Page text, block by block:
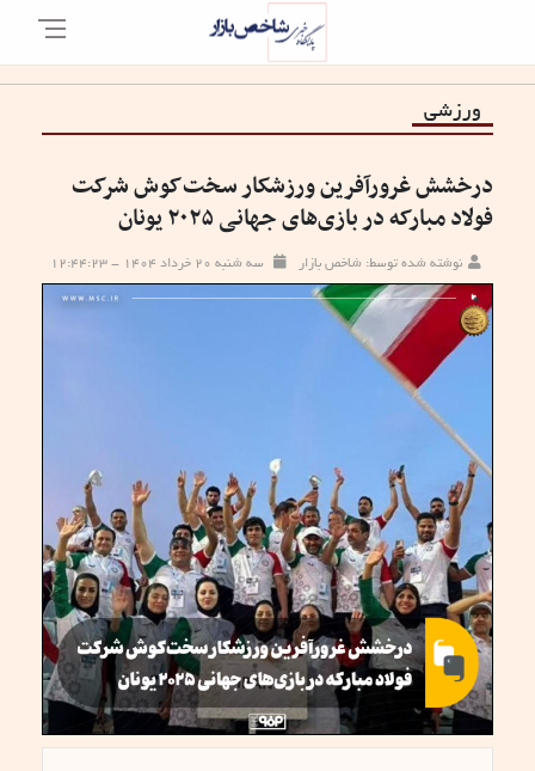
ورزشی
درخشش غرورآفرین ورزشکار سخت‌کوش شرکت
فولاد مبارکه در بازی‌های جهانی ۲۰۲۵ یونان
نوشته شده توسط: شاخص بازار سه شنبه ۲۰ خرداد ۱۴۰۴ - ۱۲:۴۴:۲۳